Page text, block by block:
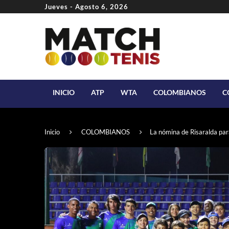
Jueves - Agosto 6, 2026
INICIO ATP WTA COLOMBIANOS
Inicio COLOMBIANOS La nómina de Risaralda